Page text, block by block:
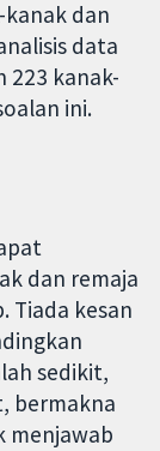
kanak dan
data
223 kanak-
ini.
dan remaja
Tiada kesan
sedikit,
bermakna
menjawab